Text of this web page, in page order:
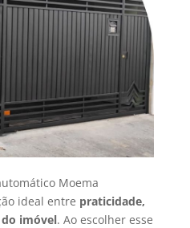
Moema
ideal entre praticidade,
do imóvel. Ao escolher esse